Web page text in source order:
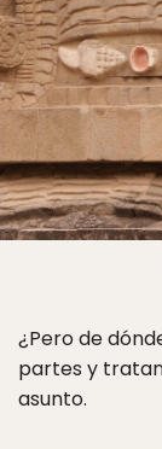
¿Pero de
partes y
asunto.